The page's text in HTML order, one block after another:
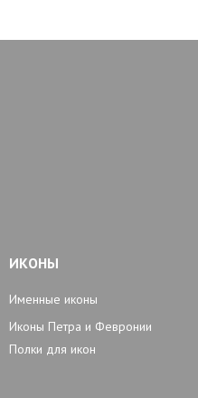
ИКОНЫ
Именные иконы
Иконы Петра и Февронии
Полки для икон